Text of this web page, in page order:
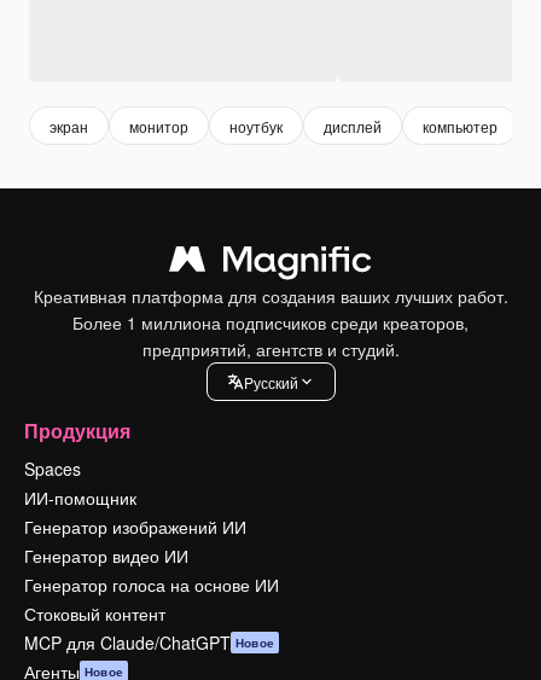
экран монитор ноутбук дисплей компьютер
Креативная платформа для создания ваших лучших работ.
Более 1 миллиона подписчиков среди креаторов,
предприятий, агентств и студий.
Pусский
Продукция
Spaces
ИИ-помощник
Генератор изображений ИИ
Генератор видео ИИ
Генератор голоса на основе ИИ
Стоковый контент
MCP для Claude/ChatGPT Новое
Агенты Новое